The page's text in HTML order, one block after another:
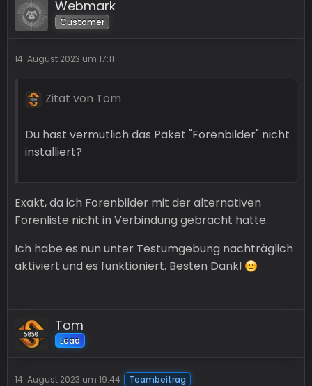
Webmark
Customer
14. August 2023 um 17:11
Zitat von Tom
Du hast vermutlich das Paket "Forenbilder" nicht
installiert?
Exakt, da ich Forenbilder mit der alternativen
Forenliste nicht in Verbindung gebracht hatte.
Ich habe es nun unter Testumgebung nachträglich
aktiviert und es funktioniert. Besten Dank!
Tom
Lead
14. August 2023 um 19:44 Teambeitrag